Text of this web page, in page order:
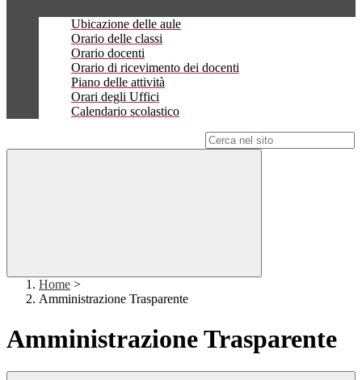
Ubicazione delle aule
Orario delle classi
Orario docenti
Orario di ricevimento dei docenti
Piano delle attività
Orari degli Uffici
Calendario scolastico
Home >
Amministrazione Trasparente
Amministrazione Trasparente